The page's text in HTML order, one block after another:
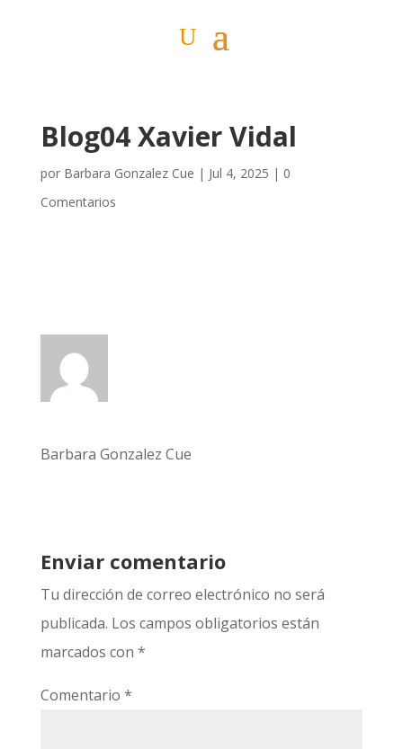
Blog04 Xavier Vidal
por Barbara Gonzalez Cue | Jul 4, 2025 | 0
Comentarios
Barbara Gonzalez Cue
Enviar comentario
Tu dirección de correo electrónico no será
publicada. Los campos obligatorios están
marcados con *
Comentario *